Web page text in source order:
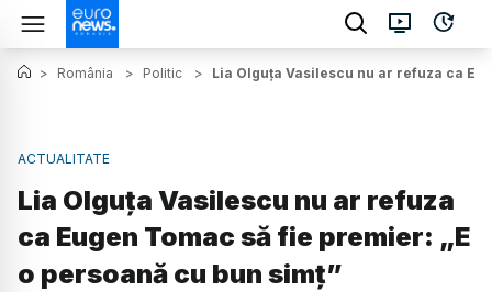
> România > Politic > Lia Olguța Vasilescu nu ar refuza ca
ACTUALITATE
Lia Olguța Vasilescu nu ar refuza
ca Eugen Tomac să fie premier: „E
o persoană cu bun simț”